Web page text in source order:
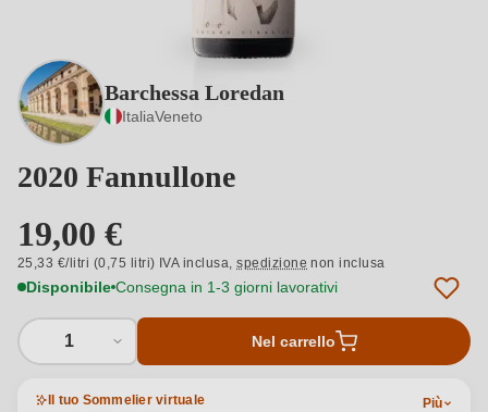
Barchessa Loredan
ItaliaVeneto
2020 Fannullone
19,00 €
25,33 €/litri (0,75 litri) IVA inclusa,spedizione non inclusa
Disponibile Consegna in 1-3 giorni lavorativi
1 Nel carrello
Il tuo Sommelier virtuale Più